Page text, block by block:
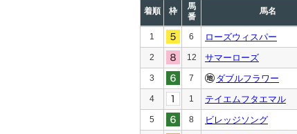
着順 枠
馬
番
馬名
1 6 ローズウィスパー
2 12 サマーローズ
3 7 ダブルフラワー
4 1 テイエムフタエマル
5 8 ビレッジソング